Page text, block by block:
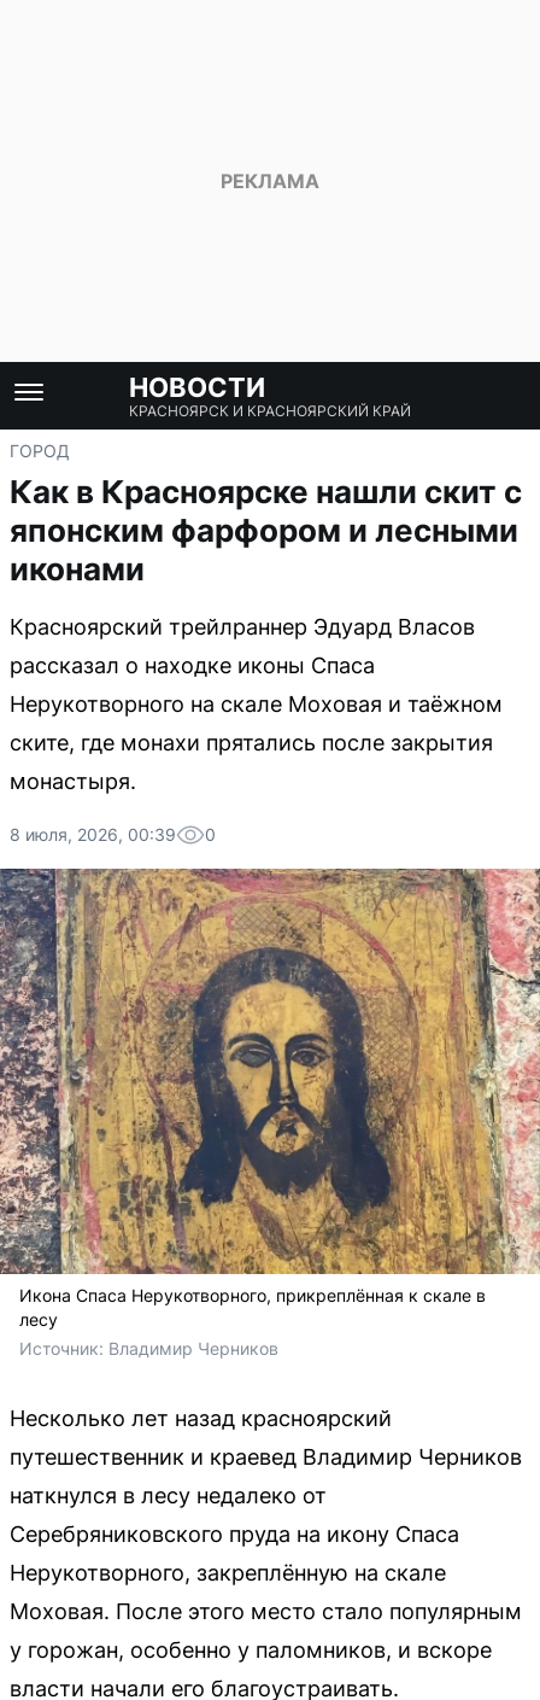
НОВОСТИ
КРАСНОЯРСК И КРАСНОЯРСКИЙ КРАЙ
ГОРОД
Как в Красноярске нашли скит с
японским фарфором и лесными
иконами
Красноярский трейлраннер Эдуард Власов
рассказал о находке иконы Спаса
Нерукотворного на скале Моховая и таёжном
ските, где монахи прятались после закрытия
монастыря.
8 июля, 2026, 00:39 0
Икона Спаса Нерукотворного, прикреплённая к скале в
лесу
Источник: Владимир Черников
Несколько лет назад красноярский
путешественник и краевед Владимир Черников
наткнулся в лесу недалеко от
Серебряниковского пруда на икону Спаса
Нерукотворного, закреплённую на скале
Моховая. После этого место стало популярным
у горожан, особенно у паломников, и вскоре
власти начали его благоустраивать.